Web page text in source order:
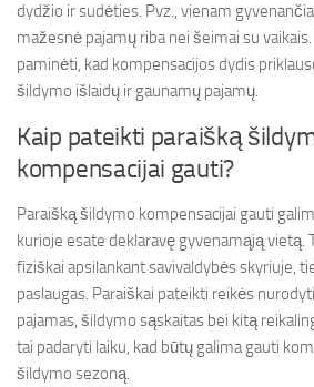
dydžio ir sudėties. Pvz., vienam
mažesnė pajamų riba nei šeimai su
paminėti, kad kompensacijos dydis
šildymo išlaidų ir gaunamų pajamų.
Kaip pateikti paraišką
kompensacijai gauti?
Paraišką šildymo kompensacijai gauti
kurioje esate deklaravę gyvenamąją vietą.
fiziškai apsilankant savivaldybės skyriuje,
paslaugas. Paraiškai pateikti reikės
pajamas, šildymo sąskaitas bei kitą
tai padaryti laiku, kad būtų galima gauti
šildymo sezoną.